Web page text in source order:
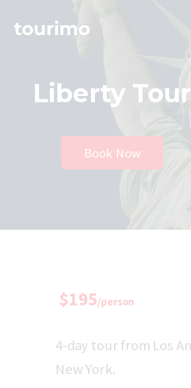
Liberty Tour
Book Now
Home
Chi Siamo
Contatti
$195/person
4-day tour from Los
New York.